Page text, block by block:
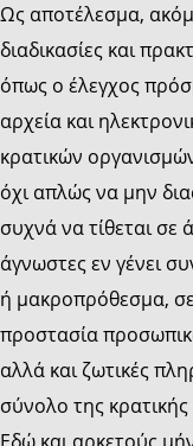
Ως αποτέλεσμα,
διαδικασίες και
όπως ο έλεγχος
αρχεία και
κρατικών
όχι απλώς να μην
συχνά να τίθεται σε
άγνωστες εν γένει
ή μακροπρόθεσμα,
προστασία
αλλά και ζωτικές
σύνολο της